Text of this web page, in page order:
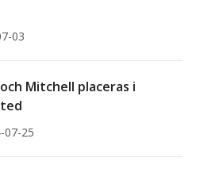
03
Mitchell placeras i
07-25